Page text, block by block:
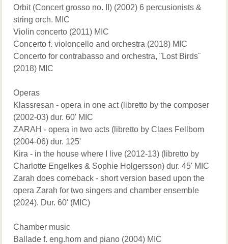
Orbit (Concert grosso no. II) (2002) 6 percusionists &
string orch. MIC
Violin concerto (2011) MIC
Concerto f. violoncello and orchestra (2018) MIC
Concerto for contrabasso and orchestra, ¨Lost Birds¨
(2018) MIC
Operas
Klassresan - opera in one act (libretto by the composer
(2002-03) dur. 60' MIC
ZARAH - opera in two acts (libretto by Claes Fellbom
(2004-06) dur. 125'
Kira - in the house where I live (2012-13) (libretto by
Charlotte Engelkes & Sophie Holgersson) dur. 45' MIC
Zarah does comeback - short version based upon the
opera Zarah for two singers and chamber ensemble
(2024). Dur. 60' (MIC)
Chamber music
Ballade f. eng.horn and piano (2004) MIC